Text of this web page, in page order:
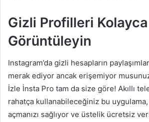
Gizli Profilleri Kolayca
Görüntüleyin
Instagram’da gizli hesapların
merak ediyor ancak erişemiyor
İzle İnsta Pro tam da size göre! Akıllı
rahatça kullanabileceğiniz bu
açmanızı sağlıyor ve üstelik ücretsiz